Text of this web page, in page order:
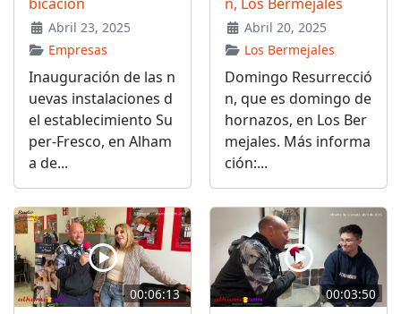
Abril 23, 2025
Empresas
Inauguración de las n
uevas instalaciones d
el establecimiento Su
per-Fresco, en Alham
a de...
Abril 20, 2025
Los Bermejales
Domingo Resurrecció
n, que es domingo de
hornazos, en Los Ber
mejales. Más informa
ción:...
00:06:13 00:03:50